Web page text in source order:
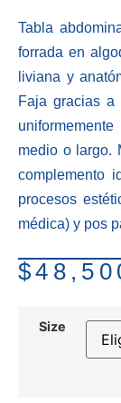
Tabla
forrada en
liviana y
Faja gracias a
medio o largo.
complemento
procesos
médica) y pos
$
Size